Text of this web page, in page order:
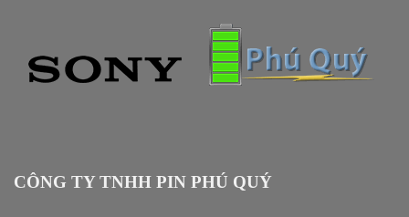
CÔNG TY TNHH PIN PHÚ QUÝ